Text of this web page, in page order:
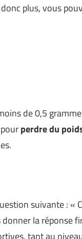
plus, vous
de 0,5
pourperdre du
suivante :
la réponse